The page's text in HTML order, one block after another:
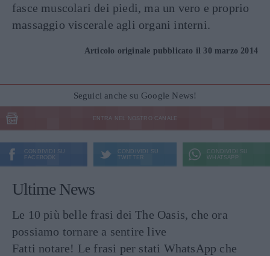
fasce muscolari dei piedi, ma un vero e proprio
massaggio viscerale agli organi interni.
Articolo originale pubblicato il 30 marzo 2014
Seguici anche su Google News!
ENTRA NEL NOSTRO CANALE
CONDIVIDI SU
FACEBOOK
CONDIVIDI SU
TWITTER
CONDIVIDI SU
WHATSAPP
Ultime News
Le 10 più belle frasi dei The Oasis, che ora
possiamo tornare a sentire live
Fatti notare! Le frasi per stati WhatsApp che